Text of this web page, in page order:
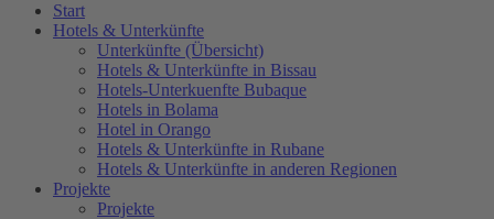
Start
Hotels & Unterkünfte
Unterkünfte (Übersicht)
Hotels & Unterkünfte in Bissau
Hotels-Unterkuenfte Bubaque
Hotels in Bolama
Hotel in Orango
Hotels & Unterkünfte in Rubane
Hotels & Unterkünfte in anderen Regionen
Projekte
Projekte